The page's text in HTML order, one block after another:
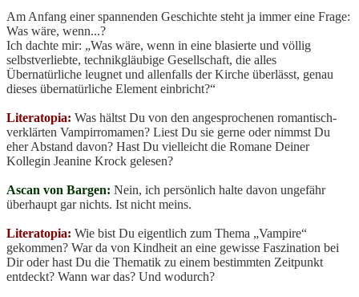
Am Anfang einer spannenden Geschichte steht ja immer eine Frage:
Was wäre, wenn...?
Ich dachte mir: „Was wäre, wenn in eine blasierte und völlig
selbstverliebte, technikgläubige Gesellschaft, die alles
Übernatürliche leugnet und allenfalls der Kirche überlässt, genau
dieses übernatürliche Element einbricht?“
Literatopia: Was hältst Du von den angesprochenen romantisch-
verklärten Vampirromamen? Liest Du sie gerne oder nimmst Du
eher Abstand davon? Hast Du vielleicht die Romane Deiner
Kollegin Jeanine Krock gelesen?
Ascan von Bargen: Nein, ich persönlich halte davon ungefähr
überhaupt gar nichts. Ist nicht meins.
Literatopia: Wie bist Du eigentlich zum Thema „Vampire“
gekommen? War da von Kindheit an eine gewisse Faszination bei
Dir oder hast Du die Thematik zu einem bestimmten Zeitpunkt
entdeckt? Wann war das? Und wodurch?